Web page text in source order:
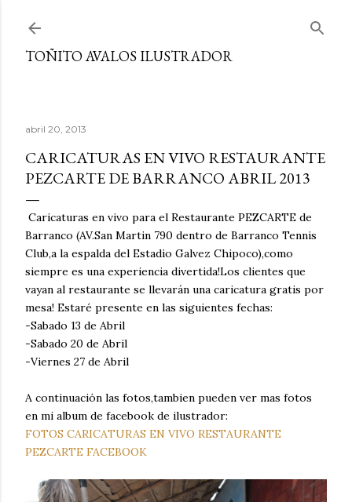
TOÑITO AVALOS ILUSTRADOR
abril 20, 2013
CARICATURAS EN VIVO RESTAURANTE
PEZCARTE DE BARRANCO ABRIL 2013
Caricaturas en vivo para el Restaurante PEZCARTE de
Barranco (AV.San Martin 790 dentro de Barranco Tennis
Club,a la espalda del Estadio Galvez Chipoco),como
siempre es una experiencia divertida!Los clientes que
vayan al restaurante se llevarán una caricatura gratis por
mesa! Estaré presente en las siguientes fechas:
-Sabado 13 de Abril
-Sabado 20 de Abril
-Viernes 27 de Abril
A continuación las fotos,tambien pueden ver mas fotos
en mi album de facebook de ilustrador:
FOTOS CARICATURAS EN VIVO RESTAURANTE
PEZCARTE FACEBOOK